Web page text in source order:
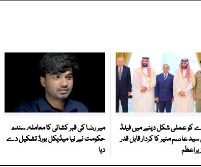
کو عملی شکل دینے میں فیلڈ
عاصم منیر کا کردار قابل قدر
میر رضا کی قبر کشائی کا معاملہ، سندھ
حکومت نے نیا میڈیکل بورڈ تشکیل دے
دیا